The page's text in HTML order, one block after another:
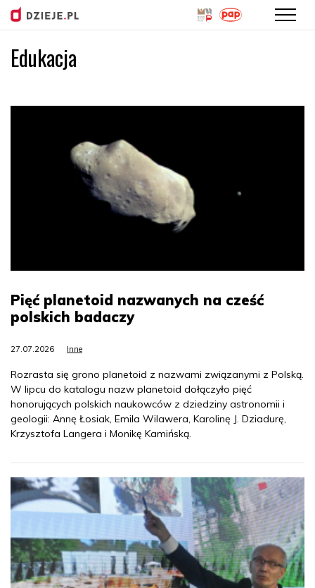
Edukacja
Pięć planetoid nazwanych na cześć
polskich badaczy
27.07.2026 Inne
Rozrasta się grono planetoid z nazwami związanymi z Polską.
W lipcu do katalogu nazw planetoid dołączyło pięć
honorujących polskich naukowców z dziedziny astronomii i
geologii: Annę Łosiak, Emila Wilawera, Karolinę J. Dziadurę,
Krzysztofa Langera i Monikę Kamińską.